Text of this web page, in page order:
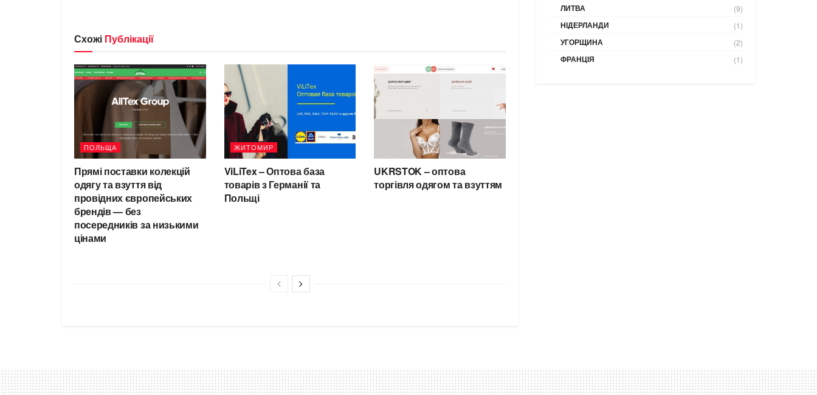
Схожі Публікації
ПОЛЬЩА
Прямі поставки колекцій
одягу та взуття від
провідних європейських
брендів — без
посередників за низькими
цінами
ЖИТОМИР
ViLiTex – Оптова база
товарів з Германії та
Польщі
UKRSTOK – оптова
торгівля одягом та взуттям
ЛИТВА (9)
НІДЕРЛАНДИ (1)
УГОРЩИНА (2)
ФРАНЦІЯ (1)